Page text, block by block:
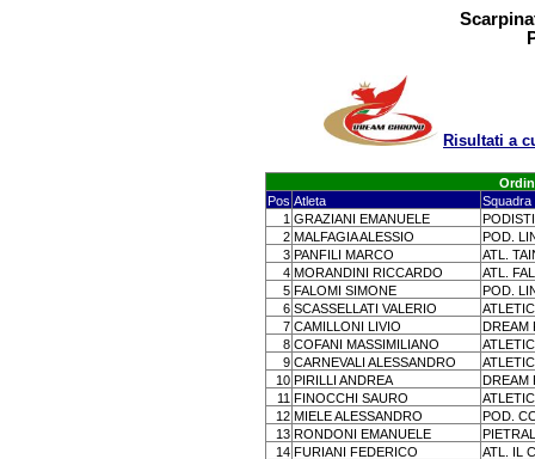
Risultati a
Pos Atleta
Squadra
1 GRAZIANI EMANUELE
2 MALFAGIA ALESSIO
POD.
3 PANFILI MARCO
ATL.
4 MORANDINI RICCARDO
ATL.
5 FALOMI SIMONE
POD.
6 SCASSELLATI VALERIO
7 CAMILLONI LIVIO
DREAM
8 COFANI MASSIMILIANO
9 CARNEVALI ALESSANDRO
10 PIRILLI ANDREA
DREAM
11 FINOCCHI SAURO
12 MIELE ALESSANDRO
POD.
13 RONDONI EMANUELE
14 FURIANI FEDERICO
ATL. IL